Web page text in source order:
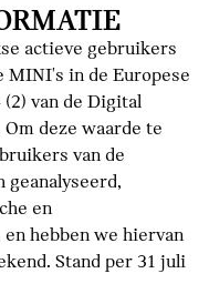
actieve gebruikers
in de Europese
van de Digital
deze waarde te
van de
geanalyseerd,
en
hebben we hiervan
Stand per 31 juli